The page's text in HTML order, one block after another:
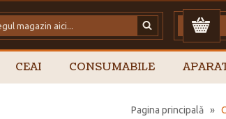
CEAI CONSUMABILE
Pagina principală »